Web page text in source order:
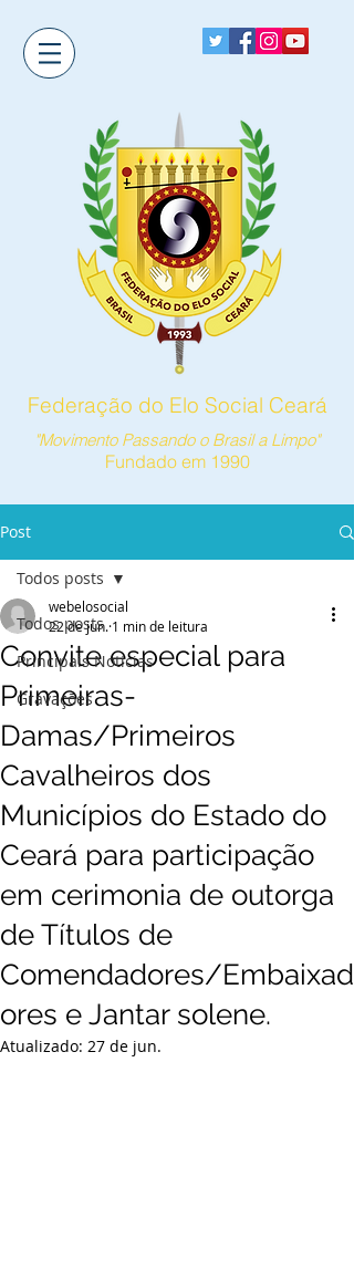
Federação do Elo Social Ceará
"Movimento Passando o Brasil a Limpo"
Fundado em 1990
Post
Todos posts
Principais Notícias
Gravações
Todos posts
Convite especial para
Primeiras-
Damas/Primeiros
Cavalheiros dos
Municípios do Estado do
Ceará para participação
em cerimonia de outorga
de Títulos de
Comendadores/Embaixad
ores e Jantar solene.
webelosocial
22 de jun. 1 min de leitura
Atualizado: 27 de jun.